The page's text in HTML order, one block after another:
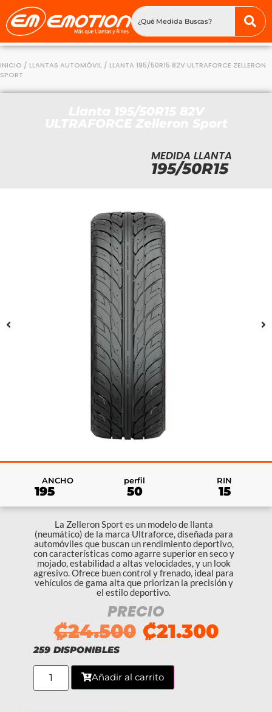
INICIO / LLANTAS AUTOMÓVIL / LLANTA 195/50R15 82V ULTRAFORCE ZELLERON
SPORT
MEDIDA LLANTA
195/50R15
ANCHO
195
perfil
50
RIN
15
La Zelleron Sport es un modelo de llanta
(neumático) de la marca Ultraforce, diseñada para
automóviles que buscan un rendimiento deportivo,
con características como agarre superior en seco y
mojado, estabilidad a altas velocidades, y un look
agresivo. Ofrece buen control y frenado, ideal para
vehículos de gama alta que priorizan la precisión y
el estilo deportivo.
PRECIO
₡24.500 ₡21.300
259 DISPONIBLES
Añadir al carrito